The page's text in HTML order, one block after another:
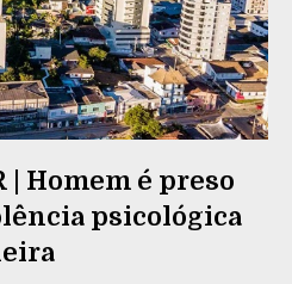
| Homem é preso
psicológica